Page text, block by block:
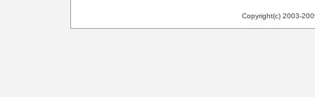
Copyright(c) 2003-